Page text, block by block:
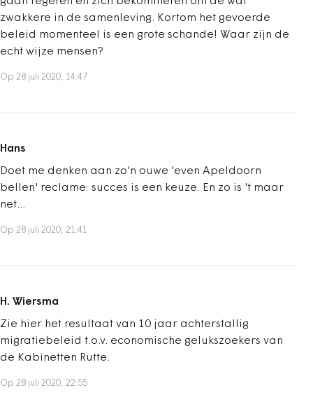
zwakkere in de samenleving. Kortom het gevoerde
beleid momenteel is een grote schande! Waar zijn de
echt wijze mensen?
Op 28 juli 2020, 14:47
Hans
Doet me denken aan zo'n ouwe 'even Apeldoorn
bellen' reclame: succes is een keuze. En zo is 't maar
net...
Op 28 juli 2020, 21:41
H. Wiersma
Zie hier het resultaat van 10 jaar achterstallig
migratiebeleid t.o.v. economische gelukszoekers van
de Kabinetten Rutte.
Op 28 juli 2020, 22:55